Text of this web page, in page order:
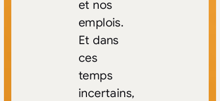
et nos
emplois.
Et dans
ces
temps
incertains,